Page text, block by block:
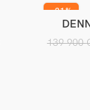
-21%
139 900